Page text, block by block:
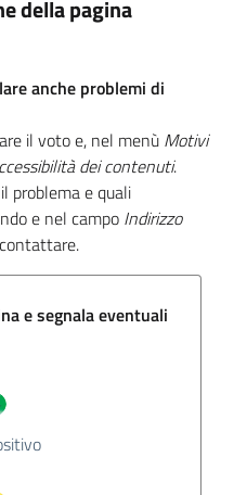
della pagina
anche problemi di
il voto e, nel menù Motivi
dei contenuti.
problema e quali
e nel campo Indirizzo
eventuali